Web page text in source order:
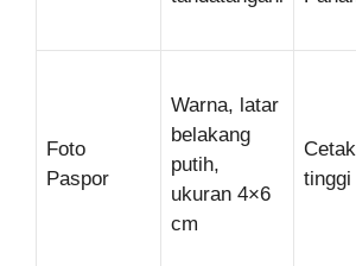
Foto
Paspor
Warna, latar
belakang
putih,
ukuran 4×6
cm
tinggi